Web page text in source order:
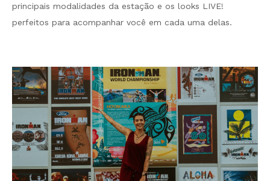
principais modalidades da estação e os looks LIVE!
perfeitos para acompanhar você em cada uma delas.